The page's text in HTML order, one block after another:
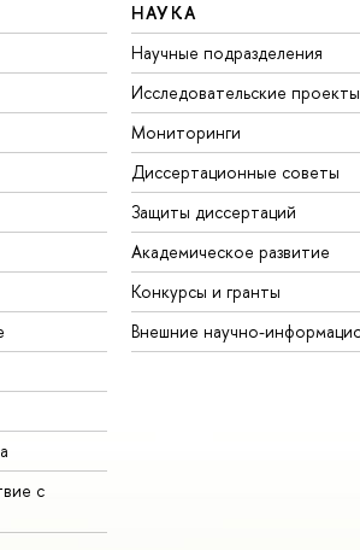
с
НАУКА
Научные подразделения
Исследовательские проекты
Мониторинги
Диссертационные советы
Защиты диссертаций
Академическое развитие
Конкурсы и гранты
Внешние научно-